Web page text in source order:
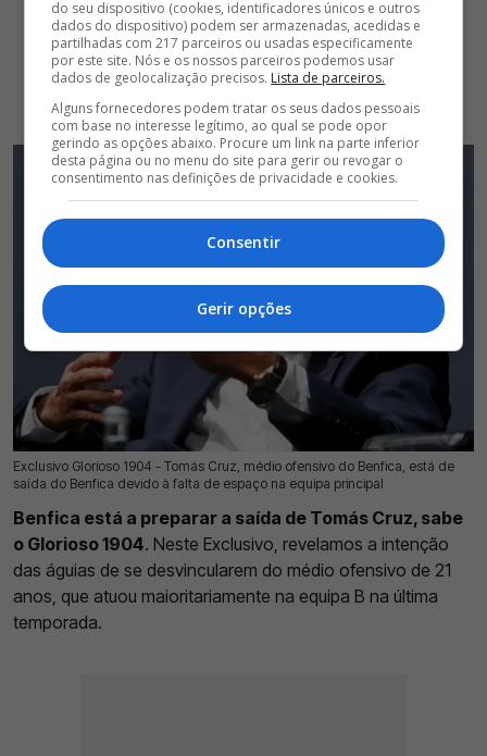
Exclusivo Glorioso 1904 - Tomás Cruz, médio ofensivo do Benfica, está de
saída do Benfica devido à falta de espaço na equipa principal
12 Jul 2026 | 03:00 | 0
Benfica está a preparar a saída de Tomás Cruz, sabe
o Glorioso 1904. Neste Exclusivo, revelamos a intenção
das águias de se desvincularem do médio ofensivo de 21
anos, que atuou maioritariamente na equipa B na última
temporada.
do seu dispositivo (cookies, identificadores únicos e outros
dados do dispositivo) podem ser armazenadas, acedidas e
partilhadas com 217 parceiros ou usadas especificamente
por este site. Nós e os nossos parceiros podemos usar
dados de geolocalização precisos. Lista de parceiros.
Alguns fornecedores podem tratar os seus dados pessoais
com base no interesse legítimo, ao qual se pode opor
gerindo as opções abaixo. Procure um link na parte inferior
desta página ou no menu do site para gerir ou revogar o
consentimento nas definições de privacidade e cookies.
Consentir
Gerir opções